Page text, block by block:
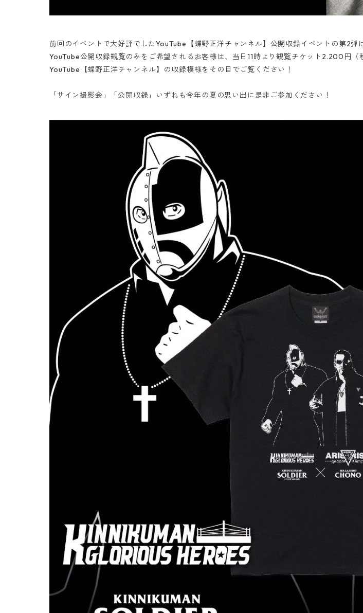
前回のイベントで大好評でしたYouTube【蝶野正洋チャンネル】公開収録イベントの第2弾
YouTube公開収録観覧のみをご希望されるお客様は、当日11時より観覧チケット2.200円
YouTube【蝶野正洋チャンネル】の収録模様をその目でご覧ください！
「サイン撮影会」「公開収録」いずれも今年の夏の思い出に是非ご参加ください！